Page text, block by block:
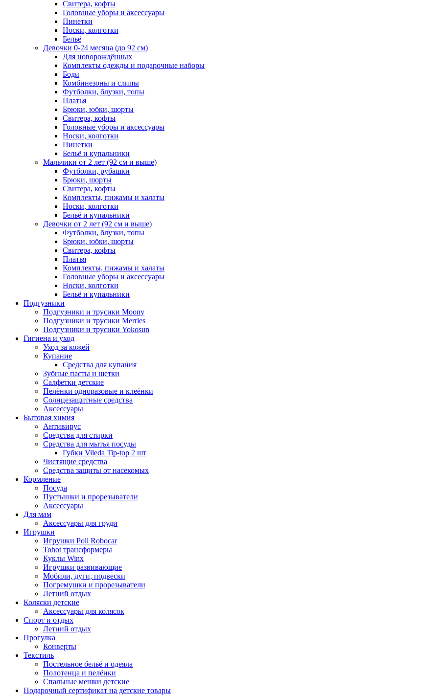
Свитера, кофты
Головные уборы и аксессуары
Пинетки
Носки, колготки
Бельё
Девочки 0-24 месяца (до 92 см)
Для новорождённых
Комплекты одежды и подарочные наборы
Боди
Комбинезоны и слипы
Футболки, блузки, топы
Платья
Брюки, юбки, шорты
Свитера, кофты
Головные уборы и аксессуары
Носки, колготки
Пинетки
Бельё и купальники
Мальчики от 2 лет (92 см и выше)
Футболки, рубашки
Брюки, шорты
Свитера, кофты
Комплекты, пижамы и халаты
Носки, колготки
Бельё и купальники
Девочки от 2 лет (92 см и выше)
Футболки, блузки, топы
Брюки, юбки, шорты
Свитера, кофты
Платья
Комплекты, пижамы и халаты
Головные уборы и аксессуары
Носки, колготки
Бельё и купальники
Подгузники
Подгузники и трусики Moony
Подгузники и трусики Merries
Подгузники и трусики Yokosun
Гигиена и уход
Уход за кожей
Купание
Средства для купания
Зубные пасты и щетки
Салфетки детские
Пелёнки одноразовые и клеёнки
Солнцезащитные средства
Аксессуары
Бытовая химия
Антивирус
Средства для стирки
Средства для мытья посуды
Губки Vileda Tip-top 2 шт
Чистящие средства
Средства защиты от насекомых
Кормление
Посуда
Пустышки и прорезыватели
Аксессуары
Для мам
Аксессуары для груди
Игрушки
Игрушки Poli Robocar
Tobot трансформеры
Куклы Winx
Игрушки развивающие
Мобили, дуги, подвески
Погремушки и прорезыватели
Летний отдых
Коляски детские
Аксессуары для колясок
Спорт и отдых
Летний отдых
Прогулка
Конверты
Текстиль
Постельное бельё и одеяла
Полотенца и пелёнки
Спальные мешки детские
Подарочный сертификат на детские товары